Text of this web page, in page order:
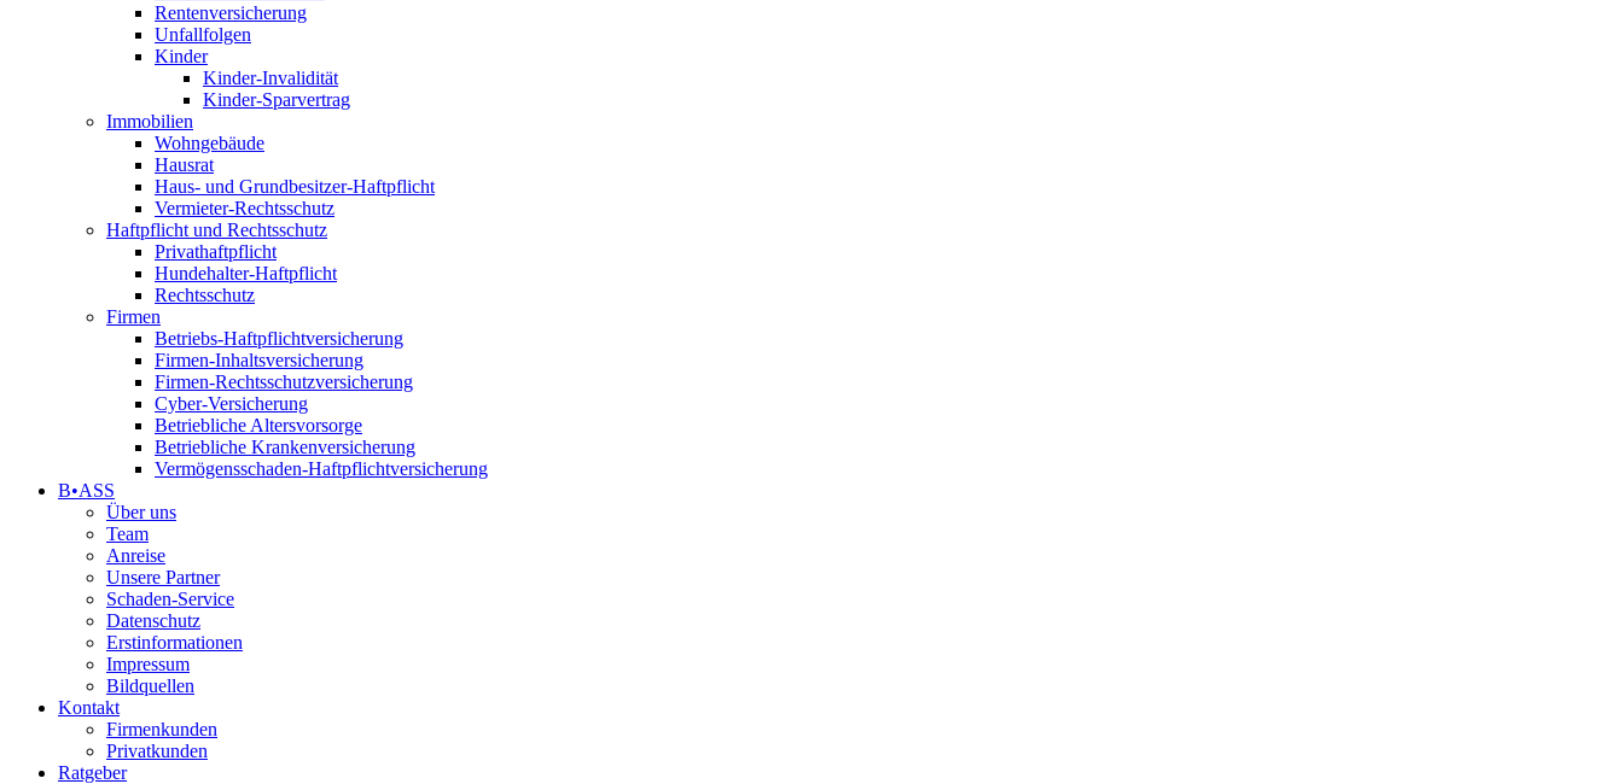
Rentenversicherung
Unfallfolgen
Kinder
Kinder-Invalidität
Kinder-Sparvertrag
Immobilien
Wohngebäude
Hausrat
Haus- und Grundbesitzer-Haftpflicht
Vermieter-Rechtsschutz
Haftpflicht und Rechtsschutz
Privathaftpflicht
Hundehalter-Haftpflicht
Rechtsschutz
Firmen
Betriebs-Haftpflichtversicherung
Firmen-Inhaltsversicherung
Firmen-Rechtsschutzversicherung
Cyber-Versicherung
Betriebliche Altersvorsorge
Betriebliche Krankenversicherung
Vermögensschaden-Haftpflichtversicherung
B•ASS
Über uns
Team
Anreise
Unsere Partner
Schaden-Service
Datenschutz
Erstinformationen
Impressum
Bildquellen
Kontakt
Firmenkunden
Privatkunden
Ratgeber